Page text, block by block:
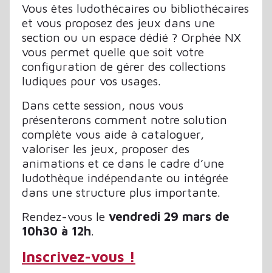
Vous êtes ludothécaires ou bibliothécaires
et vous proposez des jeux dans une
section ou un espace dédié ? Orphée NX
vous permet quelle que soit votre
configuration de gérer des collections
ludiques pour vos usages.
Dans cette session, nous vous
présenterons comment notre solution
complète vous aide à cataloguer,
valoriser les jeux, proposer des
animations et ce dans le cadre d’une
ludothèque indépendante ou intégrée
dans une structure plus importante.
Rendez-vous le vendredi 29 mars de
10h30 à 12h.
Inscrivez-vous !